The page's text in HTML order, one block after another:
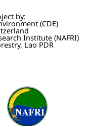
by:
(CDE)
Institute (NAFRI)
Lao PDR